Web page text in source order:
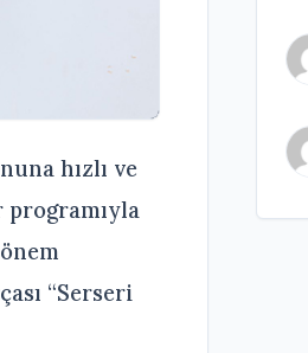
hızlı ve
programıyla
“Serseri